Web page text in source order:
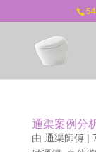
通渠案例分
由 通渠師傅|